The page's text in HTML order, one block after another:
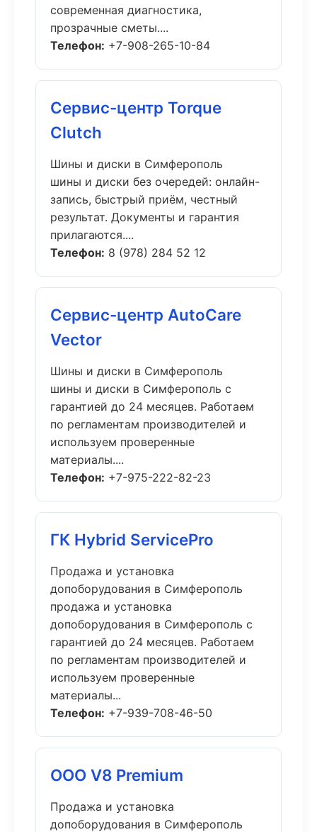
современная диагностика,
прозрачные сметы....
Телефон: +7-908-265-10-84
Сервис-центр Torque
Clutch
Шины и диски в Симферополь
шины и диски без очередей: онлайн-
запись, быстрый приём, честный
результат. Документы и гарантия
прилагаются....
Телефон: 8 (978) 284 52 12
Сервис-центр AutoCare
Vector
Шины и диски в Симферополь
шины и диски в Симферополь с
гарантией до 24 месяцев. Работаем
по регламентам производителей и
используем проверенные
материалы....
Телефон: +7-975-222-82-23
ГК Hybrid ServicePro
Продажа и установка
допоборудования в Симферополь
продажа и установка
допоборудования в Симферополь с
гарантией до 24 месяцев. Работаем
по регламентам производителей и
используем проверенные
материалы...
Телефон: +7-939-708-46-50
ООО V8 Premium
Продажа и установка
допоборудования в Симферополь